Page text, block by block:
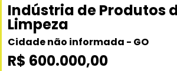
Indústria de Produtos
Limpeza
Cidade não informada - GO
R$ 600.000,00